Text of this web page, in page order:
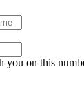
on this